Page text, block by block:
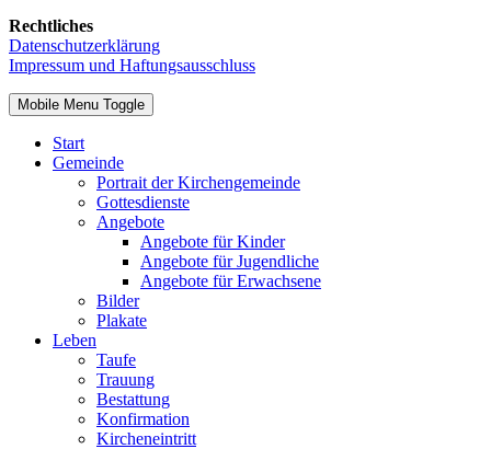
Rechtliches
Datenschutzerklärung
Impressum und Haftungsausschluss
Mobile Menu Toggle
Start
Gemeinde
Portrait der Kirchengemeinde
Gottesdienste
Angebote
Angebote für Kinder
Angebote für Jugendliche
Angebote für Erwachsene
Bilder
Plakate
Leben
Taufe
Trauung
Bestattung
Konfirmation
Kircheneintritt